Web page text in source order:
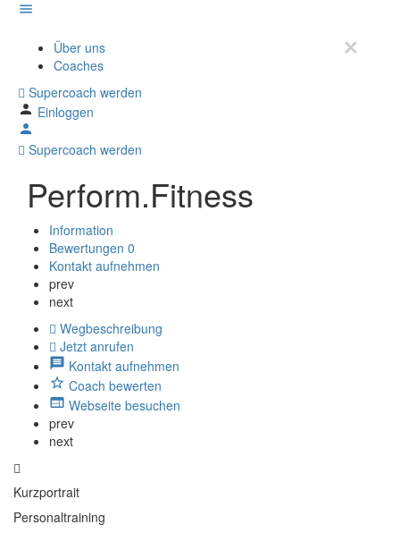
Über uns
Coaches
Supercoach werden
Einloggen
Supercoach werden
Perform.Fitness
Information
Bewertungen 0
Kontakt aufnehmen
prev
next
Wegbeschreibung
Jetzt anrufen
Kontakt aufnehmen
Coach bewerten
Webseite besuchen
prev
next
Kurzportrait
Personaltraining